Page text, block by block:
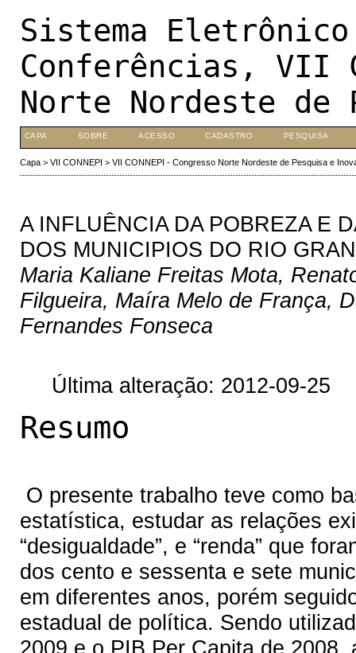
Sistema
Conferências, VII
Norte Nordeste de
CAPA SOBRE ACESSO CADASTRO PESQUISA
Capa> VII CONNEPI > VII CONNEPI - Congresso Norte Nordeste de Pesquisa e
A INFLUÊNCIA DA POBREZA E
DOS MUNICIPIOS DO RIO
Maria Kaliane Freitas Mota,
Filgueira, Maíra Melo de França,
Fernandes Fonseca
Última alteração: 2012-09-25
Resumo
O presente trabalho teve como
estatística, estudar as relações
“desigualdade”, e “renda” que
dos cento e sessenta e sete
em diferentes anos, porém
estadual de política. Sendo
2009 e o PIB Per Capita de